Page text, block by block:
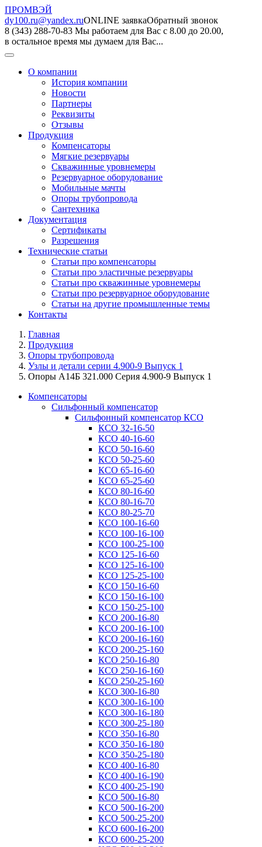
ПРОМВЭЙ
dy100.ru@yandex.ruONLINE заявкаОбратный звонок
8 (343) 288-70-83 Мы работаем для Вас с 8.00 до 20.00,
в остальное время мы думаем для Вас...
О компании
История компании
Новости
Партнеры
Реквизиты
Отзывы
Продукция
Компенсаторы
Мягкие резервуары
Скважинные уровнемеры
Резервуарное оборудование
Мобильные мачты
Опоры трубопровода
Сантехника
Документация
Сертификаты
Разрешения
Технические статьи
Статьи про компенсаторы
Статьи про эластичные резервуары
Статьи про скважинные уровнемеры
Статьи про резервуарное оборудование
Статьи на другие промышленные темы
Контакты
Главная
Продукция
Опоры трубопровода
Узлы и детали серии 4.900-9 Выпуск 1
Опоры А14Б 321.000 Серия 4.900-9 Выпуск 1
Компенсаторы
Сильфонный компенсатор
Сильфонный компенсатор КСО
КСО 32-16-50
КСО 40-16-60
КСО 50-16-60
КСО 50-25-60
КСО 65-16-60
КСО 65-25-60
КСО 80-16-60
КСО 80-16-70
КСО 80-25-70
КСО 100-16-60
КСО 100-16-100
КСО 100-25-100
КСО 125-16-60
КСО 125-16-100
КСО 125-25-100
КСО 150-16-60
КСО 150-16-100
КСО 150-25-100
КСО 200-16-80
КСО 200-16-100
КСО 200-16-160
КСО 200-25-160
КСО 250-16-80
КСО 250-16-160
КСО 250-25-160
КСО 300-16-80
КСО 300-16-100
КСО 300-16-180
КСО 300-25-180
КСО 350-16-80
КСО 350-16-180
КСО 350-25-180
КСО 400-16-80
КСО 400-16-190
КСО 400-25-190
КСО 500-16-80
КСО 500-16-200
КСО 500-25-200
КСО 600-16-200
КСО 600-25-200